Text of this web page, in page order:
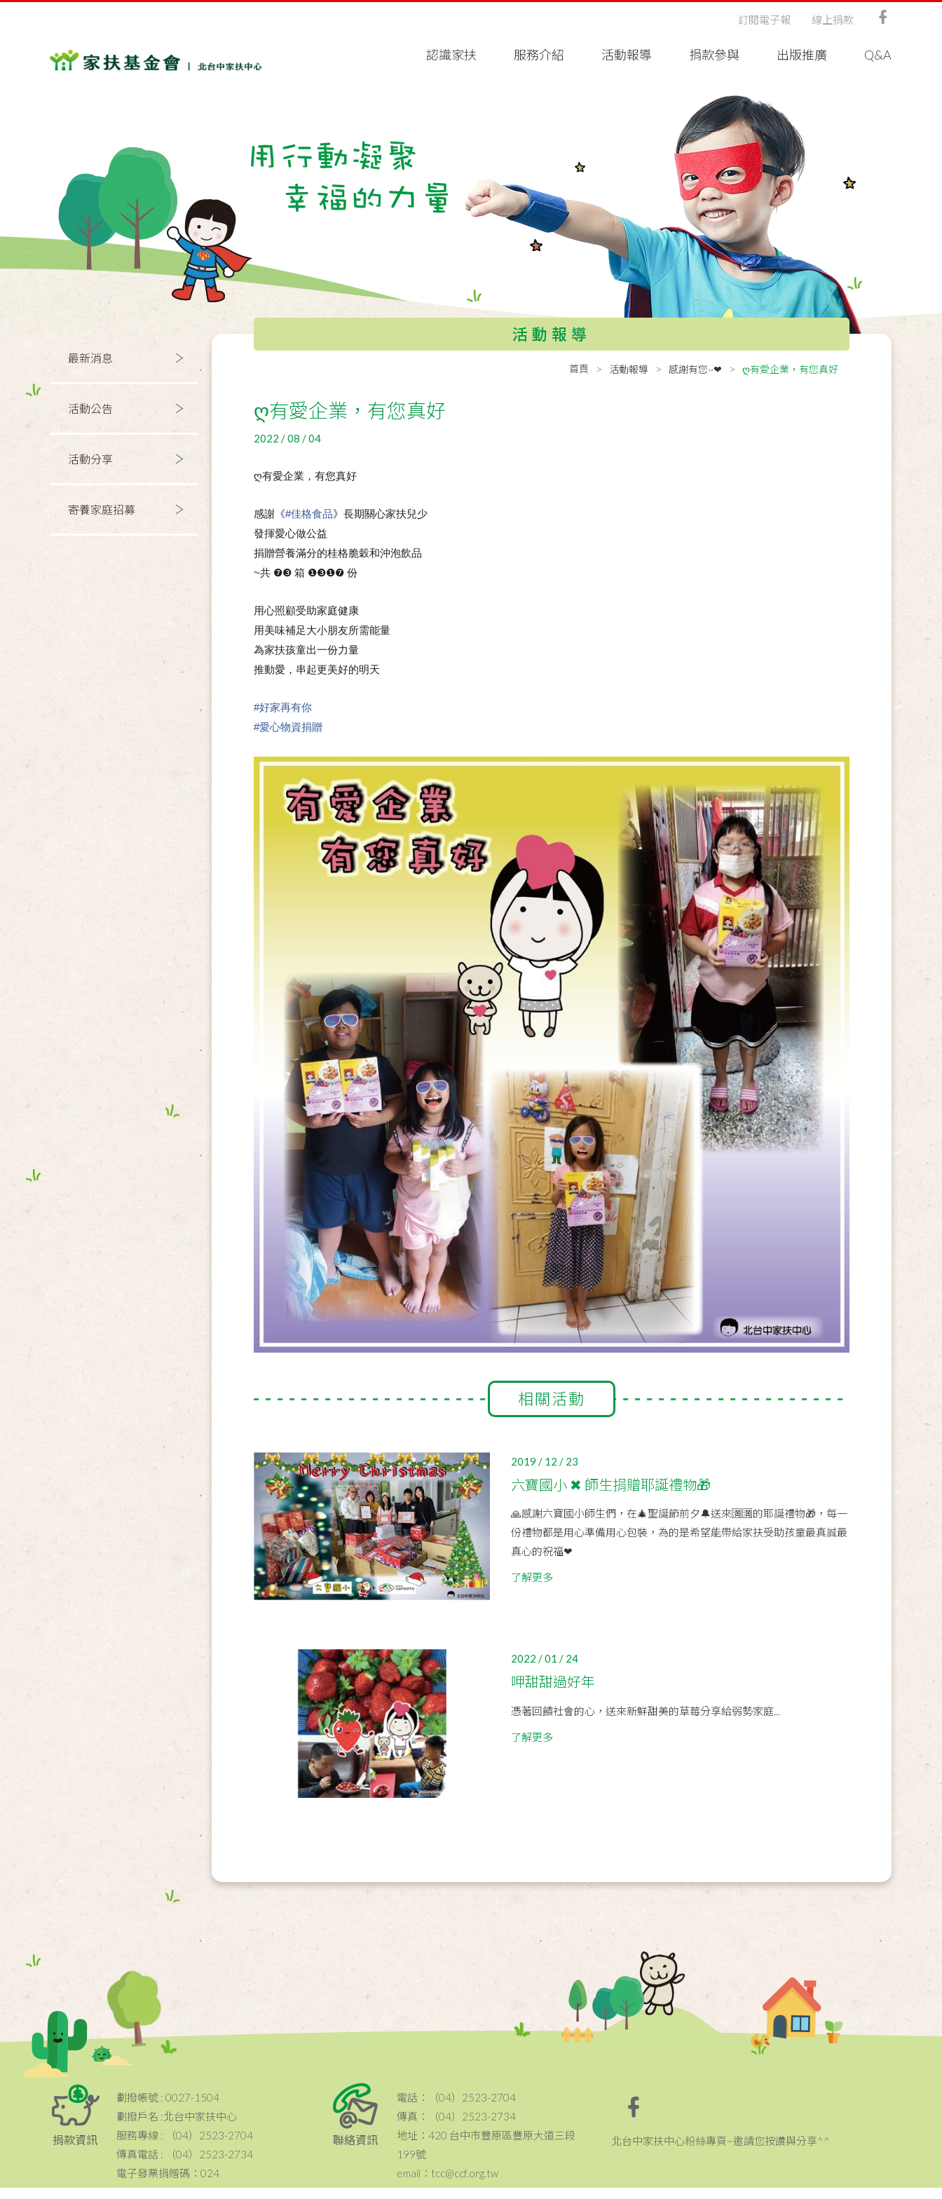
認識家扶 服務介紹 活動報導 捐款參與 出版推廣 Q&A
訂閱電子報 線上捐款
最新消息
活動公告
活動分享
寄養家庭招募
活動報導
首頁 活動報導 感謝有您~❤ ღ有愛企業，有您真好
ღ有愛企業，有您真好
2022 / 08 / 04
ღ有愛企業，有您真好
感謝《#佳格食品》長期關心家扶兒少
發揮愛心做公益
捐贈營養滿分的桂格脆穀和沖泡飲品
~共 ❼❸ 箱 ❶❸❶❼ 份
用心照顧受助家庭健康
用美味補足大小朋友所需能量
為家扶孩童出一份力量
推動愛，串起更美好的明天
#好家再有你
#愛心物資捐贈
相關活動
2019 / 12 / 23
六寶國小 ✖ 師生捐贈耶誕禮物🎁
🙏感謝六寶國小師生們，在🎄聖誕節前夕🔔送來🈵🈵的耶誕禮物🎁，每一
份禮物都是用心準備用心包裝，為的是希望能帶給家扶受助孩童最真誠最
真心的祝福❤
了解更多
2022 / 01 / 24
呷甜甜過好年
憑著回饋社會的心，送來新鮮甜美的草莓分享給弱勢家庭...
了解更多
捐款資訊
劃撥帳號 : 0027-1504
劃撥戶名 :北台中家扶中心
服務專線 : （04）2523-2704
傳真電話 : （04）2523-2734
電子發票捐贈碼：024
聯絡資訊
電話：（04）2523-2704
傳真：（04）2523-2734
地址：420 台中市豐原區豐原大道三段
199號
email：tcc@ccf.org.tw
北台中家扶中心粉絲專頁~邀請您按讚與分享^^